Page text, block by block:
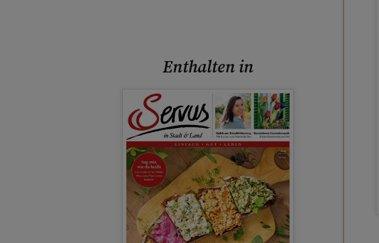
Enthalten in